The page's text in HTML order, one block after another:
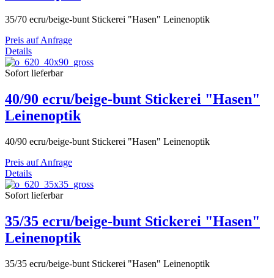
35/70 ecru/beige-bunt Stickerei "Hasen" Leinenoptik
Preis auf Anfrage
Details
Sofort lieferbar
40/90 ecru/beige-bunt Stickerei "Hasen"
Leinenoptik
40/90 ecru/beige-bunt Stickerei "Hasen" Leinenoptik
Preis auf Anfrage
Details
Sofort lieferbar
35/35 ecru/beige-bunt Stickerei "Hasen"
Leinenoptik
35/35 ecru/beige-bunt Stickerei "Hasen" Leinenoptik